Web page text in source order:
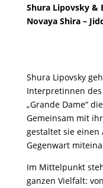
Shura Lipovsky &
Novaya Shira –
Shura Lipovsky
Interpretinnen
„Grande Dame“
Gemeinsam mit
gestaltet sie
Gegenwart
Im Mittelpunkt
ganzen Vielfalt: